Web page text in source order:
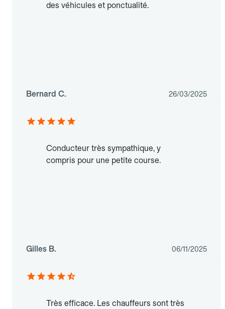
des véhicules et ponctualité.
Bernard C. 26/03/2025
Conducteur très sympathique, y
compris pour une petite course.
Gilles B. 06/11/2025
Très efficace. Les chauffeurs sont très